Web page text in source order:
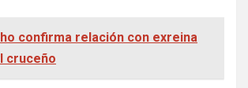
confirma relación con exreina
cruceño